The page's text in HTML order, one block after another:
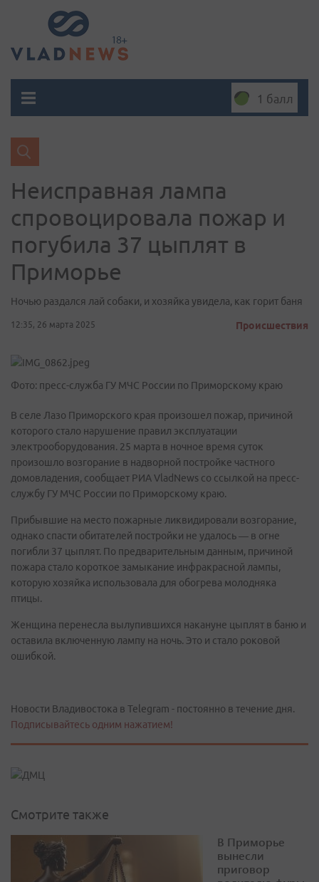
1 балл
Неисправная лампа
спровоцировала пожар и
погубила 37 цыплят в
Приморье
Ночью раздался лай собаки, и хозяйка увидела, как горит баня
12:35, 26 марта 2025 Происшествия
Фото: пресс-служба ГУ МЧС России по Приморскому краю
В селе Лазо Приморского края произошел пожар, причиной
которого стало нарушение правил эксплуатации
электрооборудования. 25 марта в ночное время суток
произошло возгорание в надворной постройке частного
домовладения, сообщает РИА VladNews со ссылкой на пресс-
службу ГУ МЧС России по Приморскому краю.
Прибывшие на место пожарные ликвидировали возгорание,
однако спасти обитателей постройки не удалось — в огне
погибли 37 цыплят. По предварительным данным, причиной
пожара стало короткое замыкание инфракрасной лампы,
которую хозяйка использовала для обогрева молодняка
птицы.
Женщина перенесла вылупившихся накануне цыплят в баню и
оставила включенную лампу на ночь. Это и стало роковой
ошибкой.
Новости Владивостока в Telegram - постоянно в течение дня.
Подписывайтесь одним нажатием!
Смотрите также
В Приморье
вынесли
приговор